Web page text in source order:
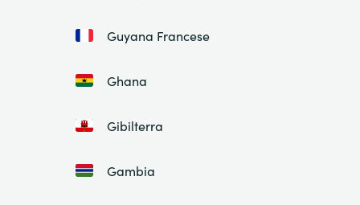
Guyana Francese
Ghana
Gibilterra
Gambia